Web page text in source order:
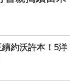
約沃許本！5洋